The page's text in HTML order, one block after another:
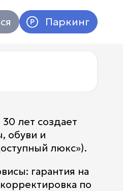
Паркинг
лет создает
обуви и
люкс»).
гарантия на
по